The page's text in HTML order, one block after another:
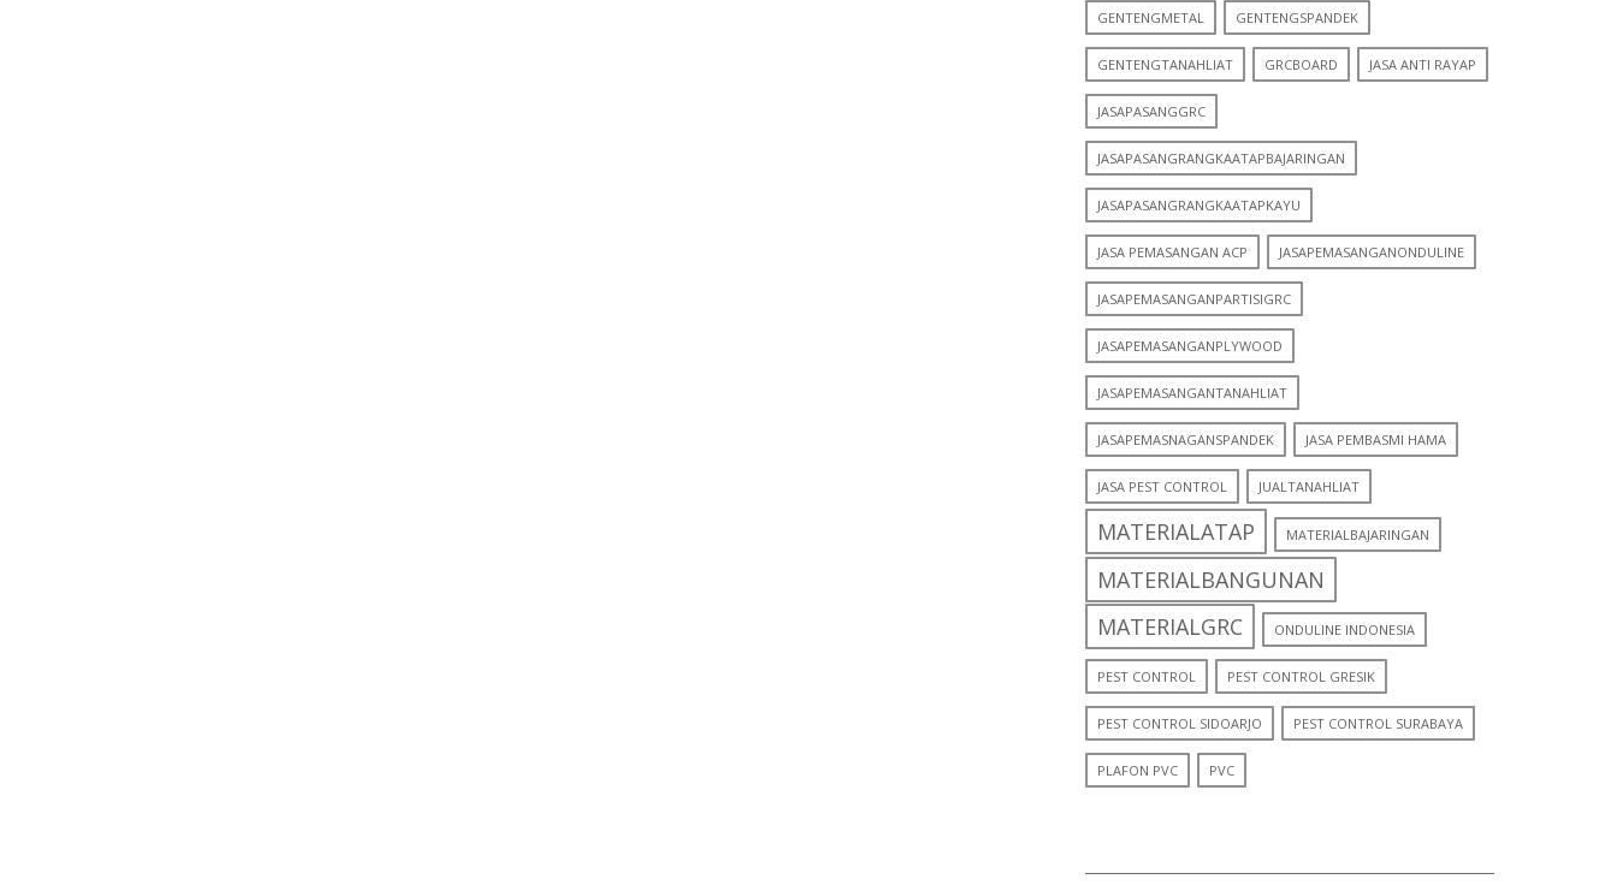
GENTENGMETAL GENTENGSPANDEK
GENTENGTANAHLIAT GRCBOARD JASA ANTI RAYAP
JASAPASANGGRC
JASAPASANGRANGKAATAPBAJARINGAN
JASAPASANGRANGKAATAPKAYU
JASA PEMASANGAN ACP JASAPEMASANGANONDULINE
JASAPEMASANGANPARTISIGRC
JASAPEMASANGANPLYWOOD
JASAPEMASANGANTANAHLIAT
JASAPEMASNAGANSPANDEK JASA PEMBASMI HAMA
JASA PEST CONTROL JUALTANAHLIAT
MATERIALATAP MATERIALBAJARINGAN
MATERIALBANGUNAN
MATERIALGRC
ONDULINE INDONESIA
PEST CONTROL PEST CONTROL GRESIK
PEST CONTROL SIDOARJO PEST CONTROL SURABAYA
PLAFON PVC PVC